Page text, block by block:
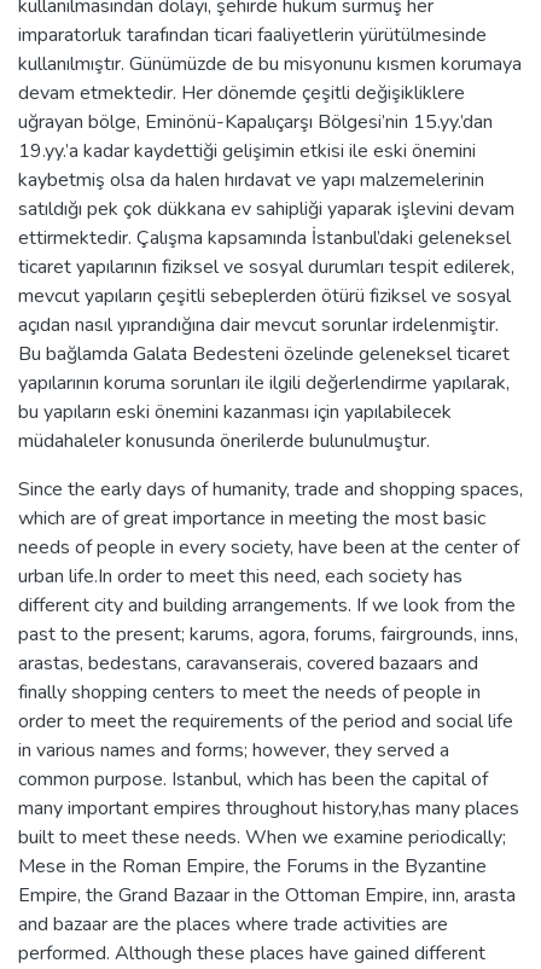
kullanılmasından dolayı, şehirde hüküm sürmüş her
imparatorluk tarafından ticari faaliyetlerin yürütülmesinde
kullanılmıştır. Günümüzde de bu misyonunu kısmen korumaya
devam etmektedir. Her dönemde çeşitli değişikliklere
uğrayan bölge, Eminönü-Kapalıçarşı Bölgesi’nin 15.yy.’dan
19.yy.’a kadar kaydettiği gelişimin etkisi ile eski önemini
kaybetmiş olsa da halen hırdavat ve yapı malzemelerinin
satıldığı pek çok dükkana ev sahipliği yaparak işlevini devam
ettirmektedir. Çalışma kapsamında İstanbul’daki geleneksel
ticaret yapılarının fiziksel ve sosyal durumları tespit edilerek,
mevcut yapıların çeşitli sebeplerden ötürü fiziksel ve sosyal
açıdan nasıl yıprandığına dair mevcut sorunlar irdelenmiştir.
Bu bağlamda Galata Bedesteni özelinde geleneksel ticaret
yapılarının koruma sorunları ile ilgili değerlendirme yapılarak,
bu yapıların eski önemini kazanması için yapılabilecek
müdahaleler konusunda önerilerde bulunulmuştur.
Since the early days of humanity, trade and shopping spaces,
which are of great importance in meeting the most basic
needs of people in every society, have been at the center of
urban life.In order to meet this need, each society has
different city and building arrangements. If we look from the
past to the present; karums, agora, forums, fairgrounds, inns,
arastas, bedestans, caravanserais, covered bazaars and
finally shopping centers to meet the needs of people in
order to meet the requirements of the period and social life
in various names and forms; however, they served a
common purpose. Istanbul, which has been the capital of
many important empires throughout history,has many places
built to meet these needs. When we examine periodically;
Mese in the Roman Empire, the Forums in the Byzantine
Empire, the Grand Bazaar in the Ottoman Empire, inn, arasta
and bazaar are the places where trade activities are
performed. Although these places have gained different